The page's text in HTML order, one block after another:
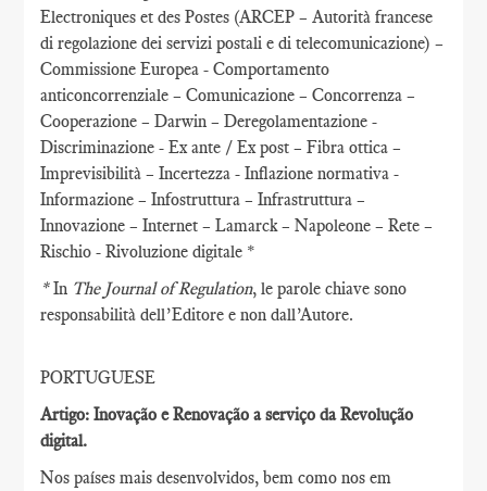
Electroniques et des Postes (ARCEP – Autorità francese
di regolazione dei servizi postali e di telecomunicazione) –
Commissione Europea - Comportamento
anticoncorrenziale – Comunicazione – Concorrenza –
Cooperazione – Darwin – Deregolamentazione -
Discriminazione - Ex ante / Ex post – Fibra ottica –
Imprevisibilità – Incertezza - Inflazione normativa -
Informazione – Infostruttura – Infrastruttura –
Innovazione – Internet – Lamarck – Napoleone – Rete –
Rischio - Rivoluzione digitale *
*In The Journal of Regulation, le parole chiave sono
responsabilità dell’Editore e non dall’Autore.
PORTUGUESE
Artigo: Inovação e Renovação a serviço da Revolução
digital.
Nos países mais desenvolvidos, bem como nos em